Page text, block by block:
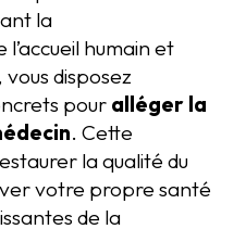
la
humain et
disposez
pour alléger la
. Cette
la qualité du
votre propre santé
de la